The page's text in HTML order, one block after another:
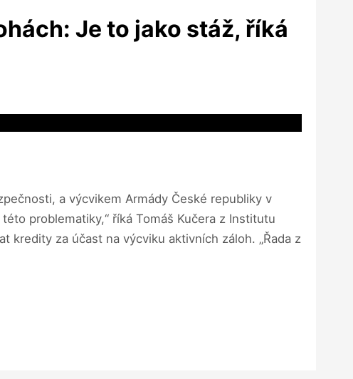
Je to jako stáž, říká
a výcvikem Armády České republiky v
problematiky,“ říká Tomáš Kučera z Institutu
za účast na výcviku aktivních záloh. „Řada z